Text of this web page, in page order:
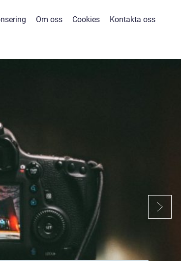
Om oss Cookies Kontakta oss